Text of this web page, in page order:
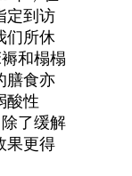
定到访
们所休
和榻榻
膳食亦
酸性
了缓解
果更得